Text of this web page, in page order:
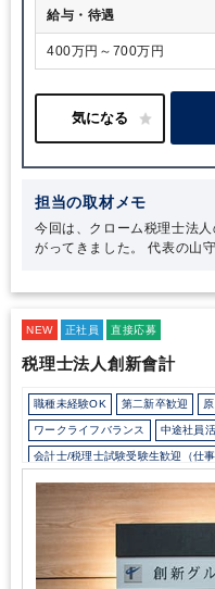
給与・待遇
400万円～700万円
担当の取材メモ
今回は、クローム税理士法
がってきました。
代表の山守様は、私自身お会いするのが今回で三
にされているのだな、とお
て、「お客様のために」と
で、幅広いサービスの提供
思います。また、石本様とS様のお話からは、山守様に対する信頼
は厚く、事務所の方針に深
いることを感じました。代
構築されていて、お互いに
ム税理士法人の魅力です。
のメンバーと共に「お客様
NEW 正社員 直接応募
税理士法人創新會計
職種未経験OK 第二新卒歓迎
ワークライフバランス 中途社員
会計士/税理士試験受験生歓迎（仕
所定労働時間8時間未満 オフィス